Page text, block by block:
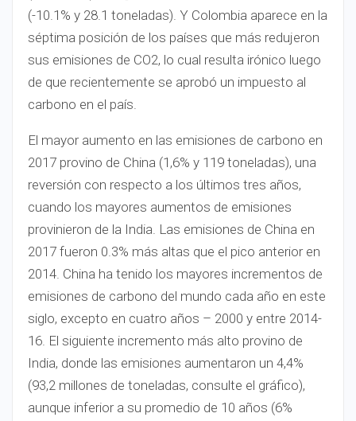
(-10.1% y 28.1 toneladas). Y Colombia aparece en la
séptima posición de los países que más redujeron
sus emisiones de CO2, lo cual resulta irónico luego
de que recientemente se aprobó un impuesto al
carbono en el país.
El mayor aumento en las emisiones de carbono en
2017 provino de China (1,6% y 119 toneladas), una
reversión con respecto a los últimos tres años,
cuando los mayores aumentos de emisiones
provinieron de la India. Las emisiones de China en
2017 fueron 0.3% más altas que el pico anterior en
2014. China ha tenido los mayores incrementos de
emisiones de carbono del mundo cada año en este
siglo, excepto en cuatro años – 2000 y entre 2014-
16. El siguiente incremento más alto provino de
India, donde las emisiones aumentaron un 4,4%
(93,2 millones de toneladas, consulte el gráfico),
aunque inferior a su promedio de 10 años (6%